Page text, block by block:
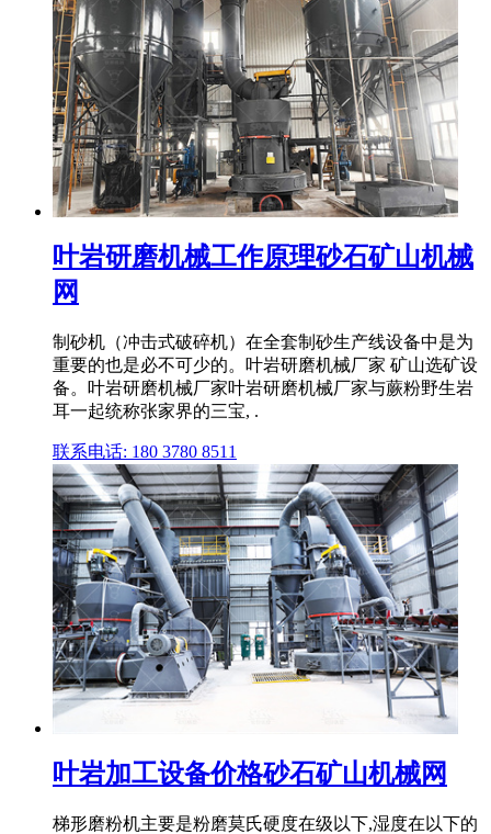
叶岩研磨机械工作原理砂石矿山机械
网
制砂机（冲击式破碎机）在全套制砂生产线设备中是为
重要的也是必不可少的。叶岩研磨机械厂家 矿山选矿设
备。叶岩研磨机械厂家叶岩研磨机械厂家与蕨粉野生岩
耳一起统称张家界的三宝, .
联系电话: 180 3780 8511
叶岩加工设备价格砂石矿山机械网
梯形磨粉机主要是粉磨莫氏硬度在级以下,湿度在以下的